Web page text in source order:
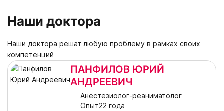
Наши доктора
Наши доктора решат любую проблему в рамках своих
компетенций
ПАНФИЛОВ ЮРИЙ
АНДРЕЕВИЧ
Анестезиолог-реаниматолог
Опыт22 года